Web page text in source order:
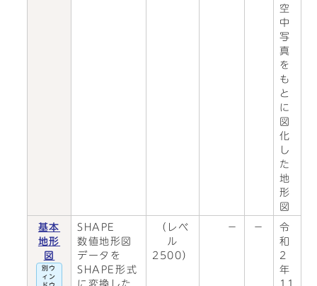
空
中
写
真
を
も
と
に
図
化
し
た
地
形
図
基本
地形
図
別ウ
ィン
SHAPE
数値地形図
データを
SHAPE形式
に変換した
（レベ
ル
2500）
－ －
令
和
2
年
11